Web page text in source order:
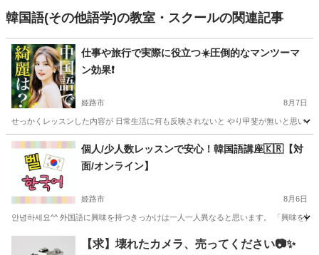
韓国語(その他語学)の教室・スクールの関連記事
仕事や旅行で実際に役立つ☀️圧倒的なマンツーマ
ン効果❗️
姫路市 8月7日
せっかくレッスンした内容が 日常生活に何も反映されないと やり甲斐が無いと思い
兵庫 姫路市 中国語
個人/少人数レッスンで安心！韓国語講座🇰🇷【対
面/オンライン】
姫路市 8月6日
안녕하세요^^ 外国語に興味を持つきっかけは一人一人異なると思います。 「興味を
韓国語 レッスン
【求】壊れたカメラ、売ってください📷✨